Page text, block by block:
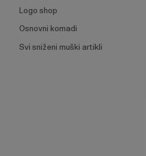
Logo shop
Osnovni komadi
Svi sniženi muški artikli